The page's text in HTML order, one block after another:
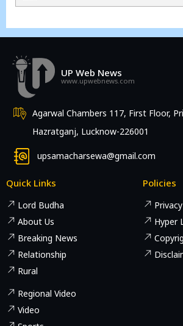
UP Web News
www.upwebnews.com
Agarwal Chambers 117, First Floor,
Hazratganj, Lucknow-226001
upsamacharsewa@gmail.com
Quick Links
Lord Budha
About Us
Breaking News
Relationship
Rural
Regional Video
Video
Policies
Hyper